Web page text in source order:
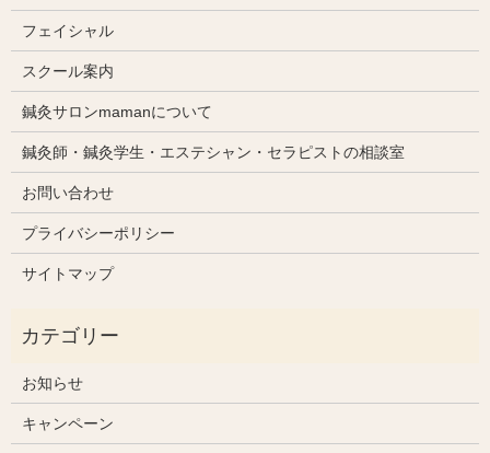
フェイシャル
スクール案内
鍼灸サロンmamanについて
鍼灸師・鍼灸学生・エステシャン・セラピストの相談室
お問い合わせ
プライバシーポリシー
サイトマップ
お知らせ
キャンペーン